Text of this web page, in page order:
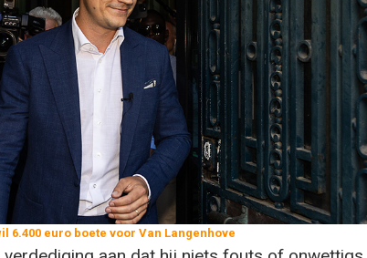
6.400 euro boete voor Van Langenhove